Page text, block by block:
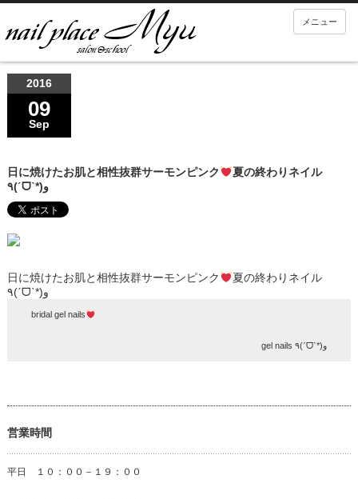
メニュー
2016
09
Sep
日に焼けたお肌と相性抜群サーモンピンク
夏の終わりネイル
٩(ˊᗜˋ*)و
日に焼けたお肌と相性抜群サーモンピンク
夏の終わりネイル
٩(ˊᗜˋ*)و
bridal gel nails
gel nails ٩(ˊᗜˋ*)و
営業時間
平日 １０：００－１９：００